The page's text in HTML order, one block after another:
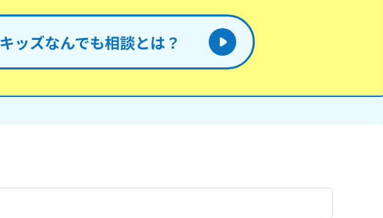
キッズなんでも相談とは？